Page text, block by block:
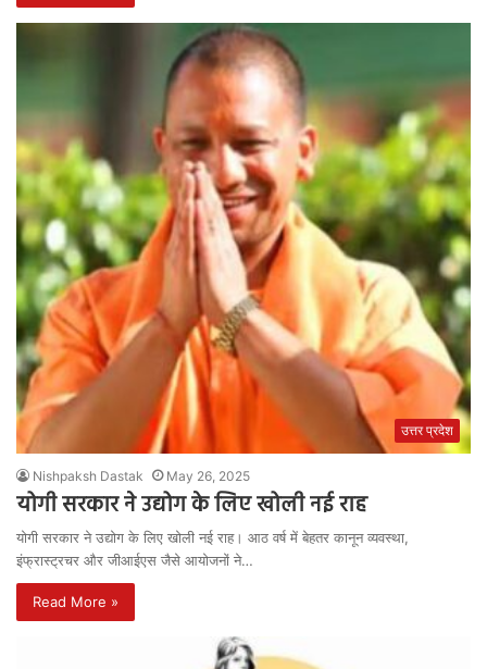
उत्तर प्रदेश
Nishpaksh Dastak May 26, 2025
योगी सरकार ने उद्योग के लिए खोली नई राह
योगी सरकार ने उद्योग के लिए खोली नई राह। आठ वर्ष में बेहतर कानून व्यवस्था,
इंफ्रास्ट्रचर और जीआईएस जैसे आयोजनों ने…
Read More »